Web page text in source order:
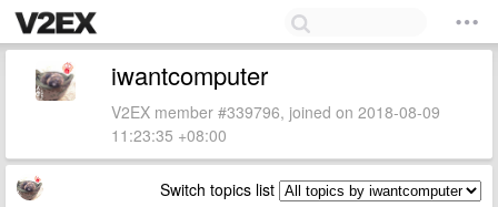
iwantcomputer
V2EX member #339796, joined on 2018-08-09
11:23:35 +08:00
Switch topics list